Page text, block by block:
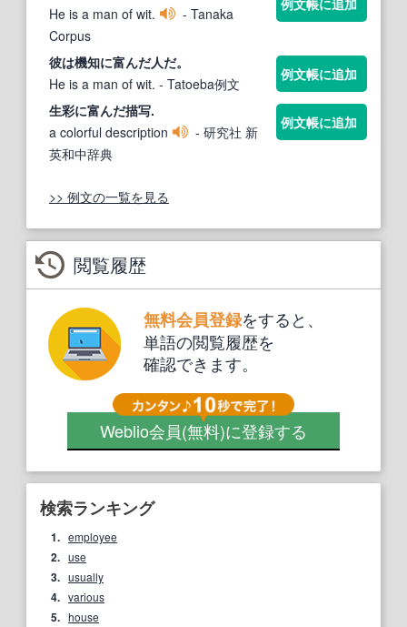
He is a man of wit.
- Tanaka
Corpus
彼は機知に富んだ人だ。
He is a man of wit. - Tatoeba例文
例文帳に追加
生彩に富んだ描写.
a colorful description
- 研究社 新
英和中辞典
例文帳に追加
>> 例文の一覧を見る
閲覧履歴
無料会員登録をすると、
単語の閲覧履歴を
確認できます。
Weblio会員(無料)に登録する
検索ランキング
1. employee
2. use
3. usually
4. various
5. house